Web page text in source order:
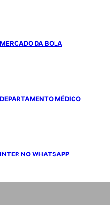
MERCADO DA BOLA
DEPARTAMENTO MÉDICO
INTER NO WHATSAPP